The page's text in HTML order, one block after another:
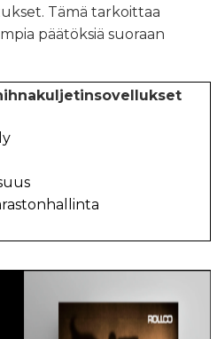
Tämä tarkoittaa
päätöksiä suoraan